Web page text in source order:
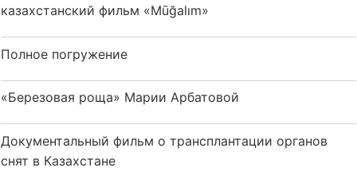
казахстанский фильм «Mūğalım»
Полное погружение
«Березовая роща» Марии Арбатовой
Документальный фильм о трансплантации органов
снят в Казахстане